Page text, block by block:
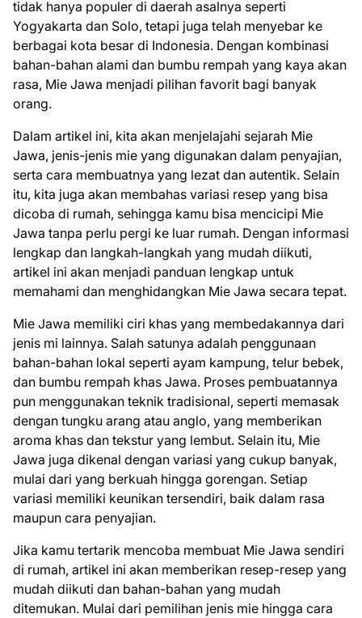
tidak hanya populer di daerah asalnya seperti
Yogyakarta dan Solo, tetapi juga telah menyebar ke
berbagai kota besar di Indonesia. Dengan kombinasi
bahan-bahan alami dan bumbu rempah yang kaya akan
rasa, Mie Jawa menjadi pilihan favorit bagi banyak
orang.
Dalam artikel ini, kita akan menjelajahi sejarah Mie
Jawa, jenis-jenis mie yang digunakan dalam penyajian,
serta cara membuatnya yang lezat dan autentik. Selain
itu, kita juga akan membahas variasi resep yang bisa
dicoba di rumah, sehingga kamu bisa mencicipi Mie
Jawa tanpa perlu pergi ke luar rumah. Dengan informasi
lengkap dan langkah-langkah yang mudah diikuti,
artikel ini akan menjadi panduan lengkap untuk
memahami dan menghidangkan Mie Jawa secara tepat.
Mie Jawa memiliki ciri khas yang membedakannya dari
jenis mi lainnya. Salah satunya adalah penggunaan
bahan-bahan lokal seperti ayam kampung, telur bebek,
dan bumbu rempah khas Jawa. Proses pembuatannya
pun menggunakan teknik tradisional, seperti memasak
dengan tungku arang atau anglo, yang memberikan
aroma khas dan tekstur yang lembut. Selain itu, Mie
Jawa juga dikenal dengan variasi yang cukup banyak,
mulai dari yang berkuah hingga gorengan. Setiap
variasi memiliki keunikan tersendiri, baik dalam rasa
maupun cara penyajian.
Jika kamu tertarik mencoba membuat Mie Jawa sendiri
di rumah, artikel ini akan memberikan resep-resep yang
mudah diikuti dan bahan-bahan yang mudah
ditemukan. Mulai dari pemilihan jenis mie hingga cara